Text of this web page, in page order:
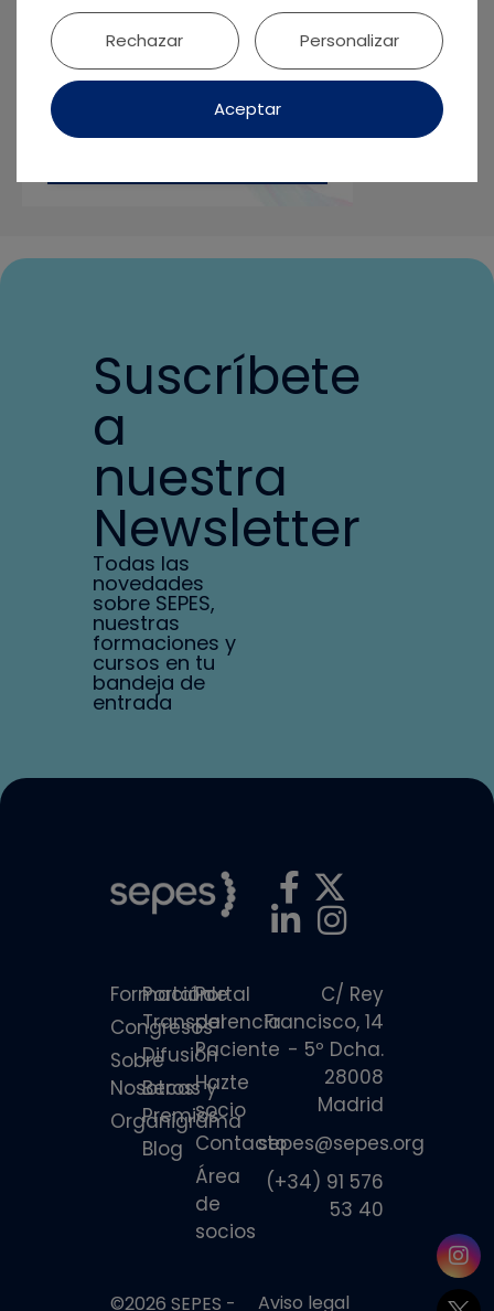
Suscríbete
a
nuestra
Newsletter
Todas las
novedades
sobre SEPES,
nuestras
formaciones y
cursos en tu
bandeja de
entrada
Formación
Congresos
Sobre
Nosotros
Organigrama
Portal de
Transparencia
Difusión
Becas y
Premios
Blog
Portal
del
Paciente
Hazte
socio
Contacto
Área
de
socios
C/ Rey
Francisco, 14
- 5º Dcha.
28008
Madrid
sepes@sepes.org
(+34) 91 576
53 40
©2026 SEPES - Aviso legal
Aceptar
Rechazar Personalizar